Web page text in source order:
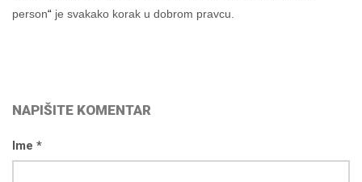
person“ je svakako korak u dobrom pravcu.
NAPIŠITE KOMENTAR
Ime *